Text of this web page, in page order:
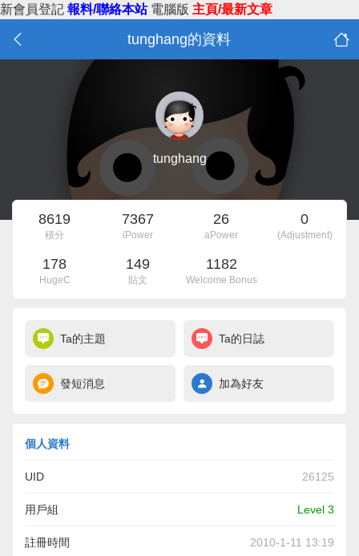
新會員登記 報料/聯絡本站 電腦版 主頁/最新文章
tunghang的資料
tunghang
8619
積分
7367
iPower
26
aPower
0
(Adjustment)
178
HugeC
149
貼文
1182
Welcome Bonus
Ta的主題 Ta的日誌
發短消息 加為好友
個人資料
UID 26125
用戶組 Level 3
註冊時間 2010-1-11 13:19